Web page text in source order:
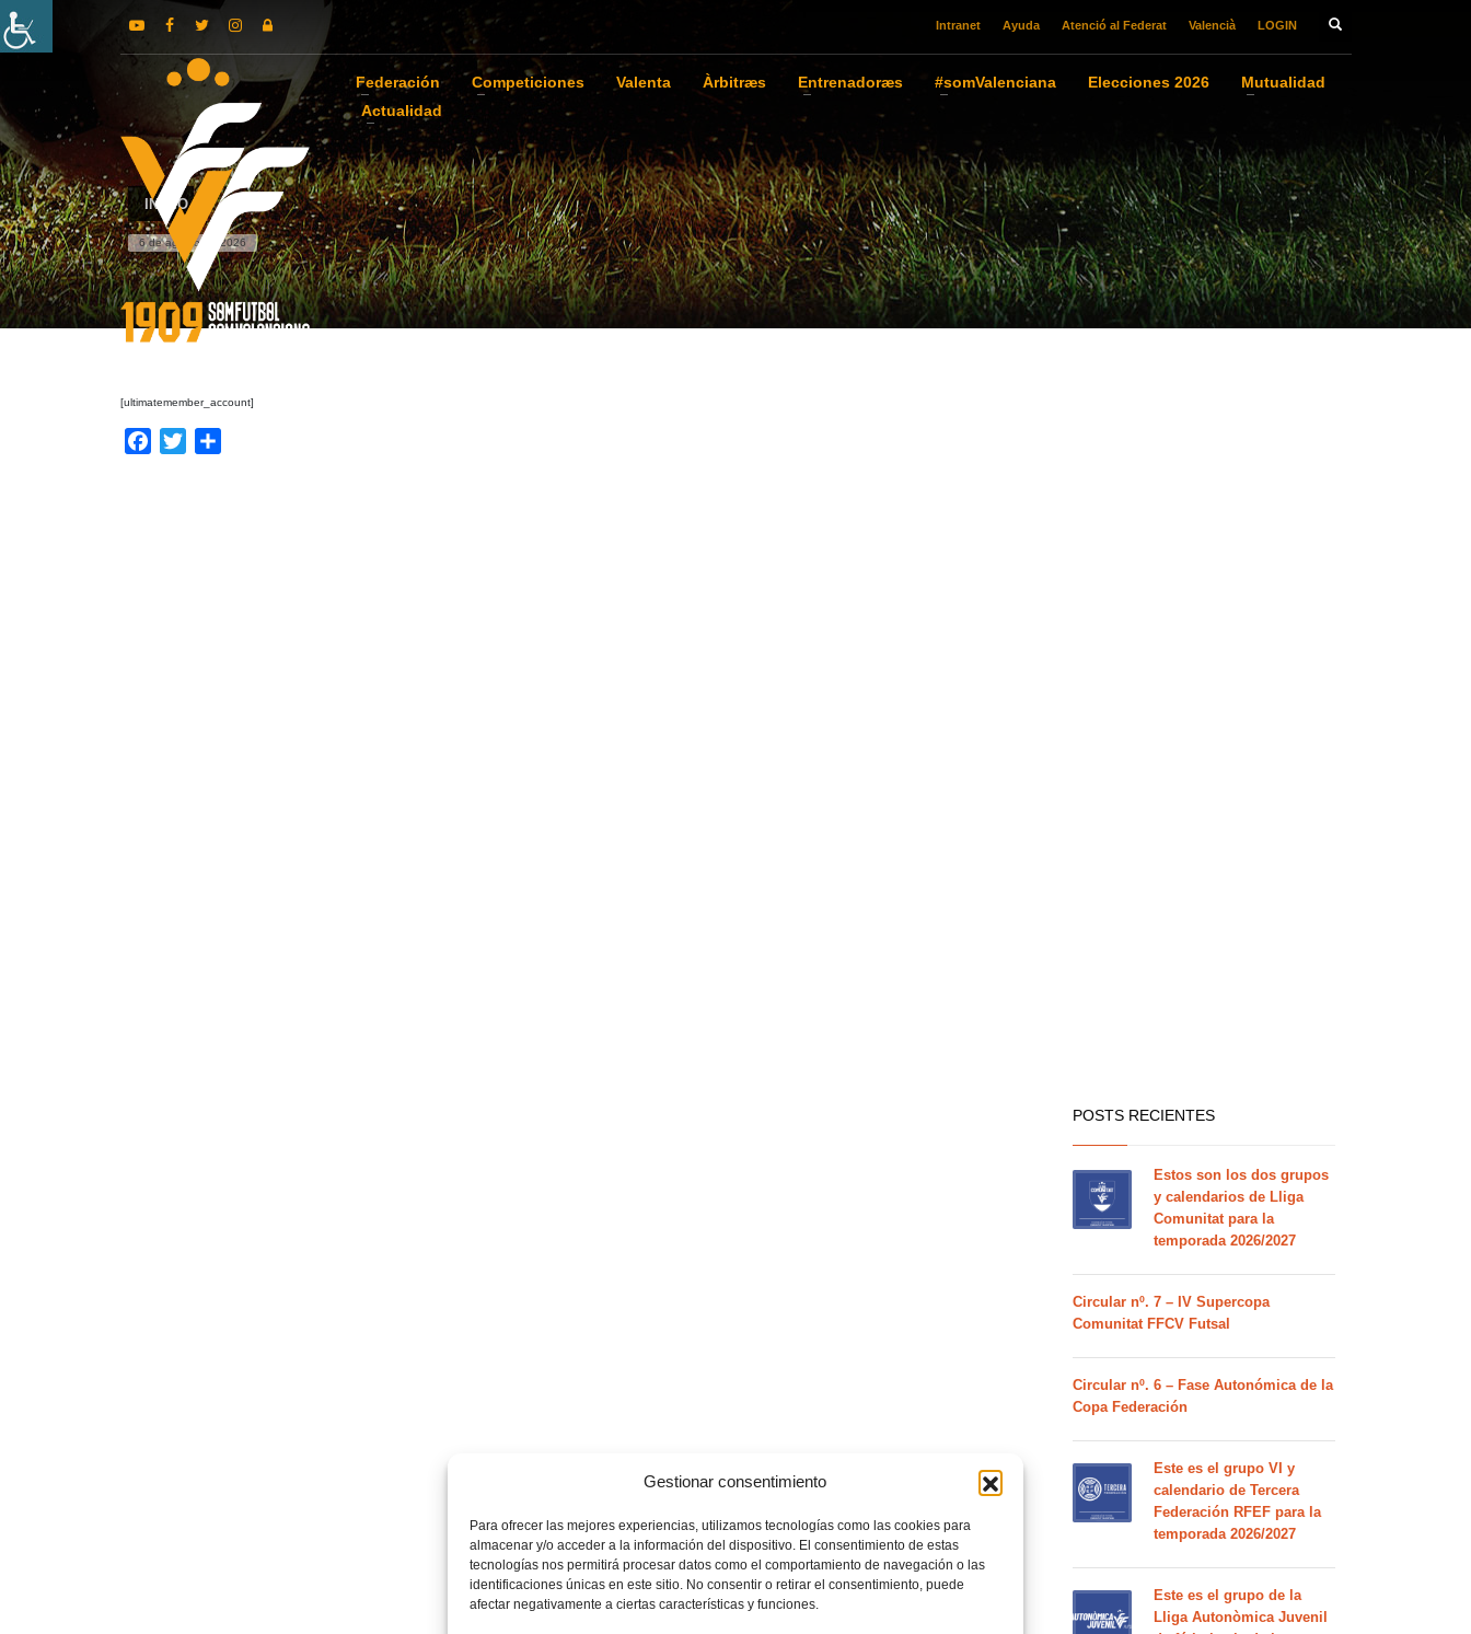
Gestionar consentimiento
Para ofrecer las mejores experiencias, utilizamos tecnologías como las cookies para
almacenar y/o acceder a la información del dispositivo. El consentimiento de estas
tecnologías nos permitirá procesar datos como el comportamiento de navegación o las
identificaciones únicas en este sitio. No consentir o retirar el consentimiento, puede
afectar negativamente a ciertas características y funciones.
Intranet Ayuda Atenció al Federat Valencià LOGIN
Federación Competiciones Valenta Àrbitræs Entrenadoræs #somValenciana Elecciones 2026
Mutualidad
Actualidad
INICIO
6 de agosto de 2026
[ultimatemember_account]
Facebook
Twitter
POSTS RECIENTES
Estos son los dos grupos
y calendarios de Lliga
Comunitat para la
temporada 2026/2027
Circular nº. 7 – IV Supercopa
Comunitat FFCV Futsal
Circular nº. 6 – Fase Autonómica de la
Copa Federación
Este es el grupo VI y
calendario de Tercera
Federación RFEF para la
temporada 2026/2027
Este es el grupo de la
Lliga Autonòmica Juvenil